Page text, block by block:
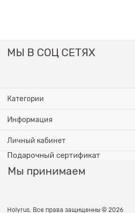
МЫ В СОЦ СЕТЯХ
Категории
Информация
Личный кабинет
Подарочный сертификат
Мы принимаем
Holyrus. Все права защищенны © 2026